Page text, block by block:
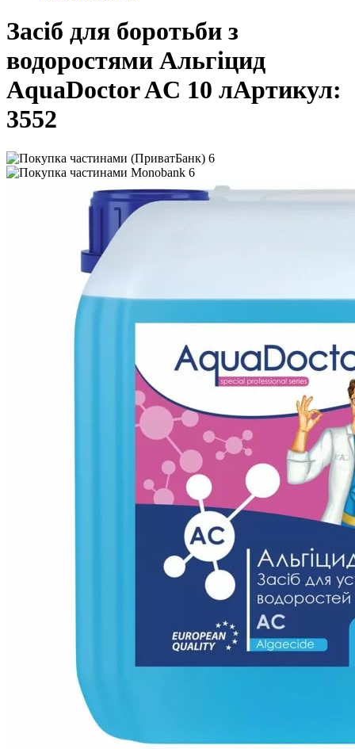
Засіб для боротьби з
водоростями Альгіцид
AquaDoctor AC 10 лАртикул:
3552
6
6